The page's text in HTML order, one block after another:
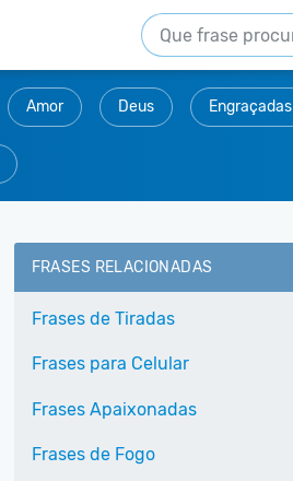
Amor Deus Engraçadas
FRASES RELACIONADAS
Frases de Tiradas
Frases para Celular
Frases Apaixonadas
Frases de Fogo